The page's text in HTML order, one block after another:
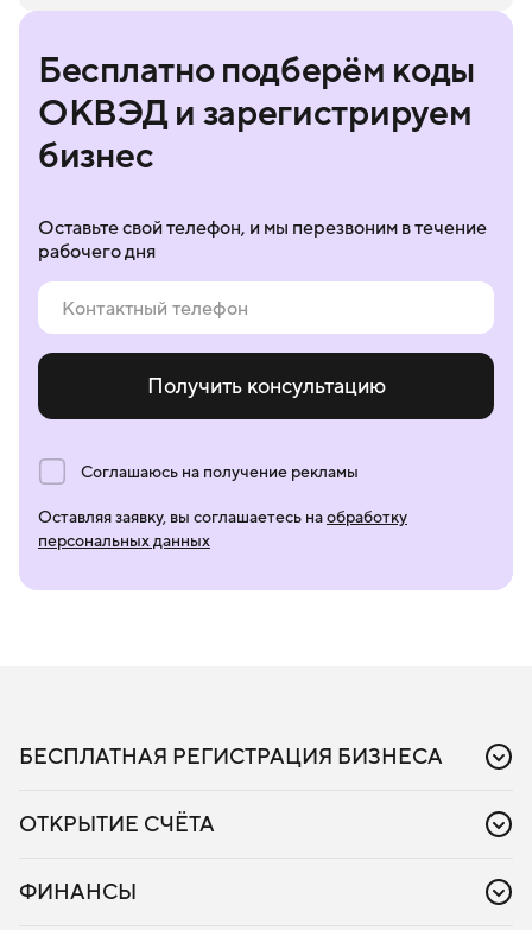
Бесплатно подберём коды
ОКВЭД и зарегистрируем
бизнес
Оставьте свой телефон, и мы перезвоним в течение
рабочего дня
Получить консультацию
Соглашаюсь на получение рекламы
Оставляя заявку, вы соглашаетесь наобработку
персональных данных
БЕСПЛАТНАЯ РЕГИСТРАЦИЯ БИЗНЕСА
Регистрация ООО
ОТКРЫТИЕ СЧЁТА
Расчётный счёт для ООО
ФИНАНСЫ